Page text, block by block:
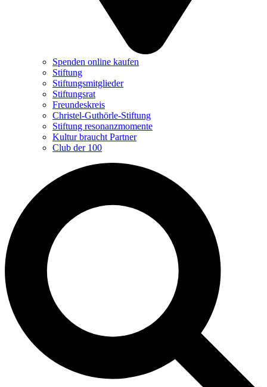
Spenden online kaufen
Stiftung
Stiftungsmitglieder
Stiftungsrat
Freundeskreis
Christel-Guthörle-Stiftung
Stiftung resonanzmomente
Kultur braucht Partner
Club der 100